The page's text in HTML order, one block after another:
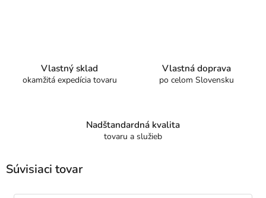
Vlastný sklad
okamžitá expedícia tovaru
Vlastná doprava
po celom Slovensku
Nadštandardná kvalita
tovaru a služieb
Súvisiaci tovar